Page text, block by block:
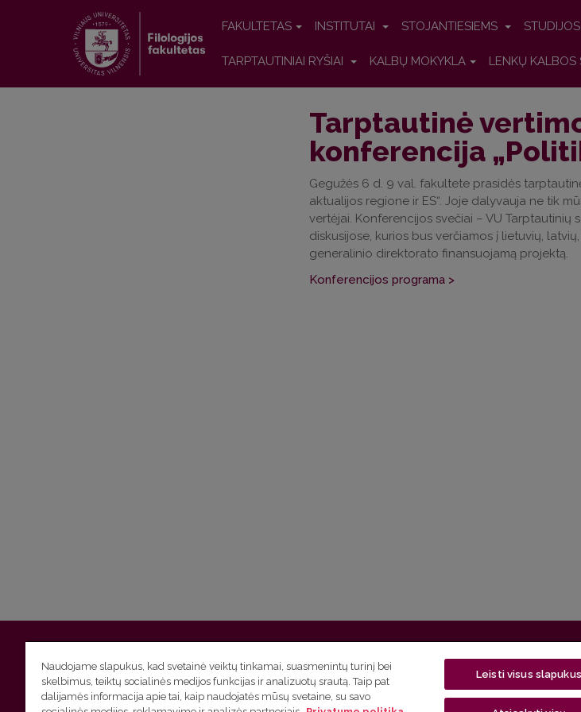
FAKULTETAS INSTITUTAI STOJANTIESIEMS STUDIJOS
TARPTAUTINIAI RYŠIAI KALBŲ MOKYKLA LENKŲ KALBOS
Tarptautinė
konferencija
Gegužės 6 d. 9 val. fakultete prasidės
aktualijos regione ir ES“. Joje dalyvauja ne tik
vertėjai. Konferencijos svečiai – VU
diskusijose, kurios bus verčiamos į lietuvių,
generalinio direktorato finansuojamą projektą.
Konferencijos programa >
Vilniaus universitetas Filologijos fakultetas | Universiteto g. 5, LT-01131 Vilnius
Studijų skyriaus(studijų ir tvarkaraščio klausimai) tel. (0 5) 268 7208 | El. paštasstudijos@flf.vu.lt
Naudojame slapukus, kad svetainė veiktų tinkamai, suasmenintų turinį bei
skelbimus, teiktų socialinės medijos funkcijas ir analizuotų srautą. Taip pat
dalijamės informacija apie tai, kaip naudojatės mūsų svetaine, su savo
Leisti visus slapukus